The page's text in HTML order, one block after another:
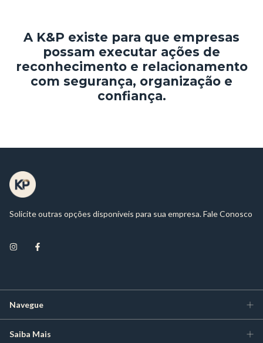
A K&P existe para que empresas
possam executar ações de
reconhecimento e relacionamento
com segurança, organização e
confiança.
Solicite outras opções disponíveis para sua empresa. Fale Conosco
Navegue
Saiba Mais